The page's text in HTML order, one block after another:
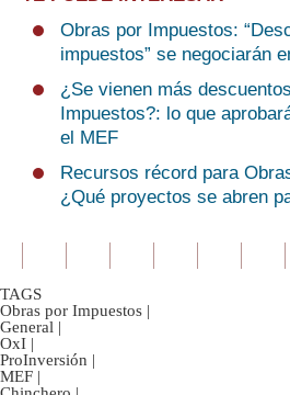
Obras por Impuestos:
impuestos” se negociarán
¿Se vienen más
Impuestos?: lo que
el MEF
Recursos récord para
¿Qué proyectos se abren
TAGS
Obras por Impuestos |
General |
OxI |
ProInversión |
MEF |